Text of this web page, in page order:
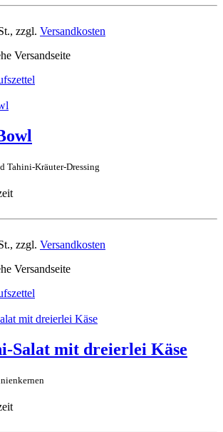
, zzgl. Versandkosten
Versandseite
Tahini-Kräuter-Dressing
, zzgl. Versandkosten
Versandseite
Salat mit dreierlei Käse